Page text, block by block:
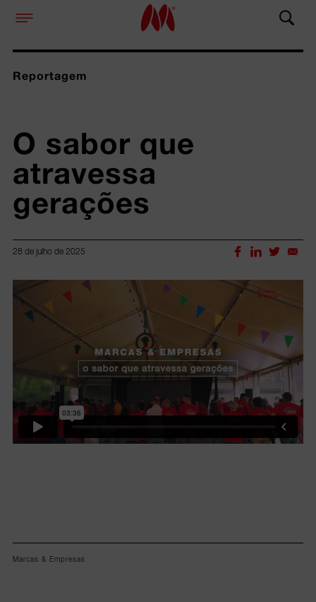
Reportagem
O sabor que
atravessa
gerações
28 de julho de 2025
Lorem ipsum dolor sit amet, consectetur adipiscing elit.
Marcas & Empresas